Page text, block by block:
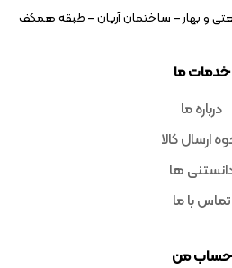
خدمات ما
درباره ما
ارسال کالا
ها
تماس با ما
حساب من
و بهار – ساختمان آریان – طبقه همکف